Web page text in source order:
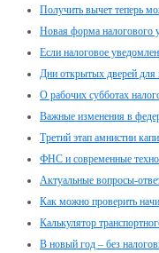
Получить вычет теперь
Новая форма налогового
Если налоговое
Дни открытых дверей для
О рабочих субботах
Важные изменения в
Третий этап амнистии
ФНС и современные
Актуальные вопросы-
Как можно проверить
Калькулятор
В новый год – без